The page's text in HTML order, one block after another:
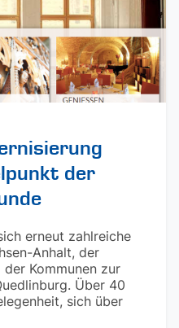
der
erneut zahlreiche
Anhalt, der
Kommunen zur
Über 40
sich über